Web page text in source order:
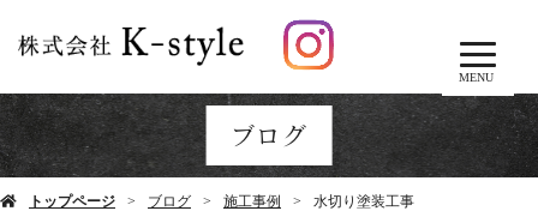
MENU
ブログ
トップページ ブログ 施工事例 水切り塗装工事